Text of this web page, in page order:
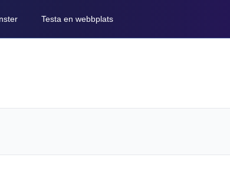
Testa en webbplats